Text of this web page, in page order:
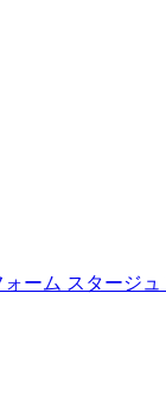
ーム スタージュ